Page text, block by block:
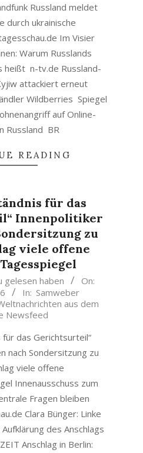
Russland meldet
durch ukrainische
Im Visier
Warum Russlands
heißt n-tv.de Russland-
attackiert erneut
Wildberries Spiegel
auf Online-
Russland BR
READING
für das
Innenpolitiker
zu
viele offene
gelesen haben
On:
In: Samweber
aus dem
Newsfeed
für das Gerichtsurteil“
nach Sondersitzung zu
viele offene
Innenausschuss zum
Fragen bleiben
Clara Bünger: Linke
des Anschlags
Anschlag in Berlin: